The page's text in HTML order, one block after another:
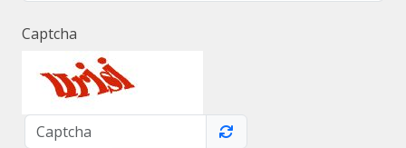
Captcha